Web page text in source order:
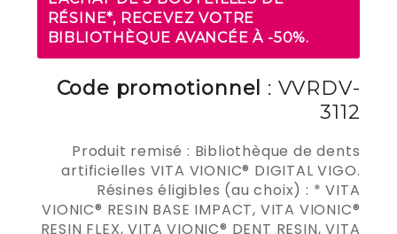
RÉSINE*, RECEVEZ VOTRE
BIBLIOTHÈQUE AVANCÉE À -50%.
Code promotionnel : VVRDV-
3112
Produit remisé : Bibliothèque de dents
artificielles VITA VIONIC® DIGITAL VIGO.
Résines éligibles (au choix) : * VITA
VIONIC® RESIN BASE IMPACT, VITA VIONIC®
RESIN FLEX, VITA VIONIC® DENT RESIN, VITA